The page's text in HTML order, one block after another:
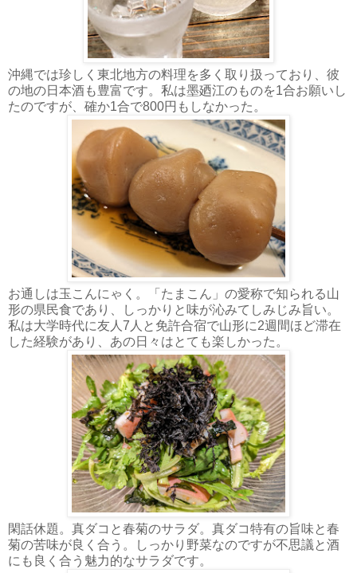
沖縄では珍しく東北地方の料理を多く取り扱っており、彼
の地の日本酒も豊富です。私は墨廼江のものを1合お願いし
たのですが、確か1合で800円もしなかった。
お通しは玉こんにゃく。「たまこん」の愛称で知られる山
形の県民食であり、しっかりと味が沁みてしみじみ旨い。
私は大学時代に友人7人と免許合宿で山形に2週間ほど滞在
した経験があり、あの日々はとても楽しかった。
閑話休題。真ダコと春菊のサラダ。真ダコ特有の旨味と春
菊の苦味が良く合う。しっかり野菜なのですが不思議と酒
にも良く合う魅力的なサラダです。